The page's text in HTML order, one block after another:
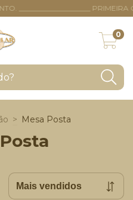
PRIMEIRA
0
> Mesa Posta